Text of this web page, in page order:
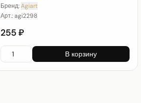
Бренд:Agiart
Арт.:agi2298
255 ₽
В корзину